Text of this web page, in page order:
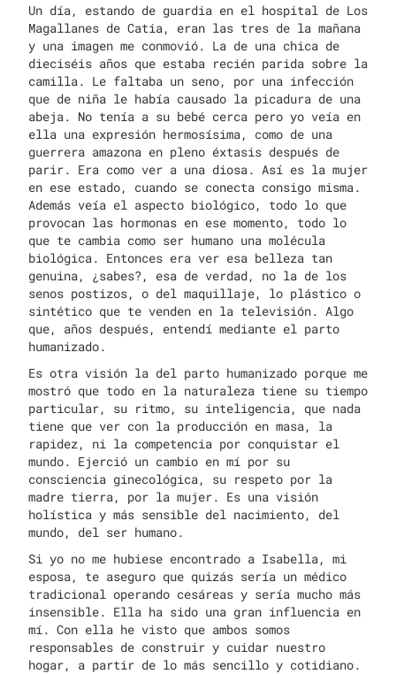
Un día, estando de guardia en el hospital de Los
Magallanes de Catia, eran las tres de la mañana
y una imagen me conmovió. La de una chica de
dieciséis años que estaba recién parida sobre la
camilla. Le faltaba un seno, por una infección
que de niña le había causado la picadura de una
abeja. No tenía a su bebé cerca pero yo veía en
ella una expresión hermosísima, como de una
guerrera amazona en pleno éxtasis después de
parir. Era como ver a una diosa. Así es la mujer
en ese estado, cuando se conecta consigo misma.
Además veía el aspecto biológico, todo lo que
provocan las hormonas en ese momento, todo lo
que te cambia como ser humano una molécula
biológica. Entonces era ver esa belleza tan
genuina, ¿sabes?, esa de verdad, no la de los
senos postizos, o del maquillaje, lo plástico o
sintético que te venden en la televisión. Algo
que, años después, entendí mediante el parto
humanizado.
Es otra visión la del parto humanizado porque me
mostró que todo en la naturaleza tiene su tiempo
particular, su ritmo, su inteligencia, que nada
tiene que ver con la producción en masa, la
rapidez, ni la competencia por conquistar el
mundo. Ejerció un cambio en mí por su
consciencia ginecológica, su respeto por la
madre tierra, por la mujer. Es una visión
holística y más sensible del nacimiento, del
mundo, del ser humano.
Si yo no me hubiese encontrado a Isabella, mi
esposa, te aseguro que quizás sería un médico
tradicional operando cesáreas y sería mucho más
insensible. Ella ha sido una gran influencia en
mí. Con ella he visto que ambos somos
responsables de construir y cuidar nuestro
hogar, a partir de lo más sencillo y cotidiano.